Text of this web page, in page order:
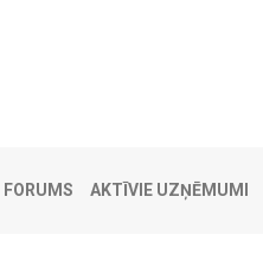
FORUMS AKTĪVIE UZŅĒMUMI